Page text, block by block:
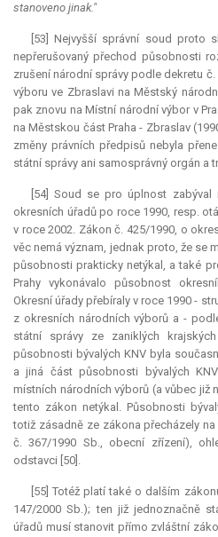
stanoveno jinak."
[53] Nejvyšší správní soud proto
nepřerušovaný přechod působnosti
zrušení národní správy podle dekretu
výboru ve Zbraslavi na Městský
pak znovu na Místní národní výbor v
na Městskou část Praha - Zbraslav
změny právních předpisů nebyla
státní správy ani samosprávný orgán a
[54] Soud se pro úplnost
okresních úřadů po roce 1990, resp.
v roce 2002. Zákon č. 425/1990, o
věc nemá význam, jednak proto, že se
působnosti prakticky netýkal, a také
Prahy vykonávalo působnost
Okresní úřady přebíraly v roce 1990 -
z okresních národních výborů a -
státní správy ze zaniklých
působnosti bývalých KNV byla
a jiná část působnosti bývalých
místních národních výborů (a vůbec již
tento zákon netýkal. Působnosti
totiž zásadně ze zákona přecházely
č. 367/1990 Sb., obecní zřízení),
odstavci [50].
[55] Totéž platí také o dalším
147/2000 Sb.); ten již jednoznačně
úřadů musí stanovit přímo zvláštní